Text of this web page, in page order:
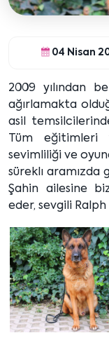
04 Nisan
2009 yılından
ağırlamakta
asil
Tüm
sevimliliği ve
süreklı
Şahin ailesine
eder, sevgili Ralph